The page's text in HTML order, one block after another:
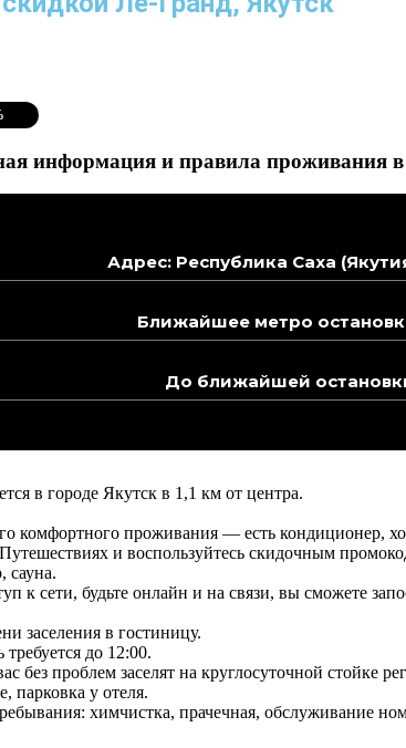
информация и правила проживания
Адрес: Республика Саха
Ближайшее метро
До ближайшей
в городе Якутск в 1,1 км от центра.
комфортного проживания — есть кондиционер,
и воспользуйтесь скидочным
сауна.
к сети, будьте онлайн и на связи, вы сможете
заселения в гостиницу.
до 12:00.
без проблем заселят на круглосуточной стойке
парковка у отеля.
химчистка, прачечная, обслуживание